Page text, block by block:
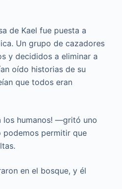
de Kael fue puesta a
Un grupo de cazadores
y decididos a eliminar a
oído historias de su
que todos eran
los humanos! —gritó uno
permitir que
en el bosque, y él